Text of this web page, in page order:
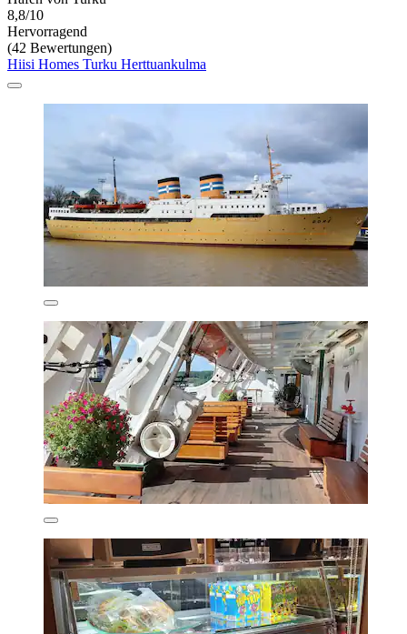
8,8/10
Hervorragend
(42 Bewertungen)
Hiisi Homes Turku Herttuankulma